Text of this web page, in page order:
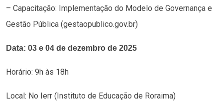
– Capacitação: Implementação do Modelo de Governança e
Gestão Pública (gestaopublico.gov.br)
Data: 03 e 04 de dezembro de 2025
Horário: 9h às 18h
Local: No Ierr (Instituto de Educação de Roraima)